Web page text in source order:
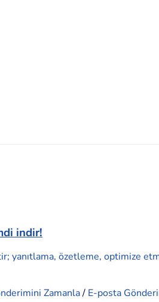
indir!
yanıtlama, özetleme, optimize
Zamanla/ E-posta